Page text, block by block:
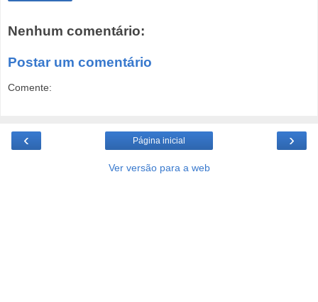
Nenhum comentário:
Postar um comentário
Comente:
‹ ›
Página inicial
Ver versão para a web